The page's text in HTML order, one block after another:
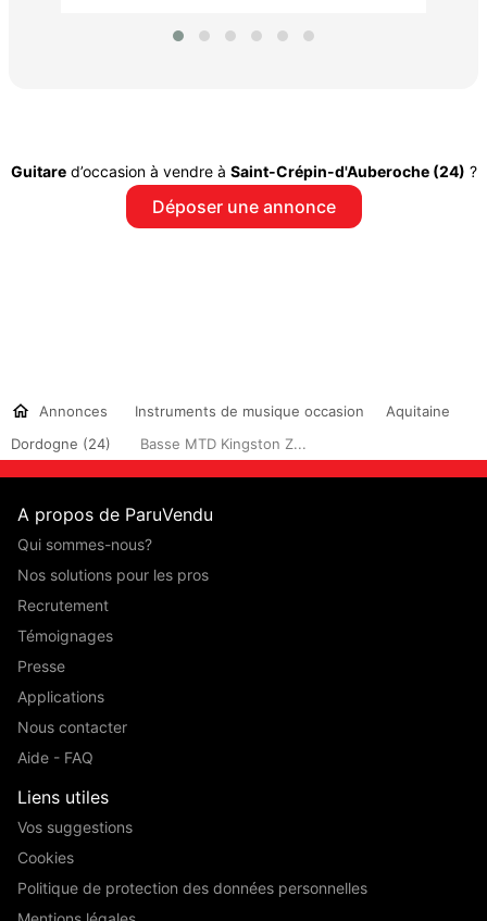
Guitared’occasion à vendre à Saint-Crépin-d'Auberoche (24) ?
Déposer une annonce
Annonces Instruments de musique occasion
Aquitaine
Dordogne (24)
Basse MTD Kingston Z...
A propos de ParuVendu
Qui sommes-nous?
Nos solutions pour les pros
Recrutement
Témoignages
Presse
Applications
Nous contacter
Aide - FAQ
Liens utiles
Vos suggestions
Cookies
Politique de protection des données personnelles